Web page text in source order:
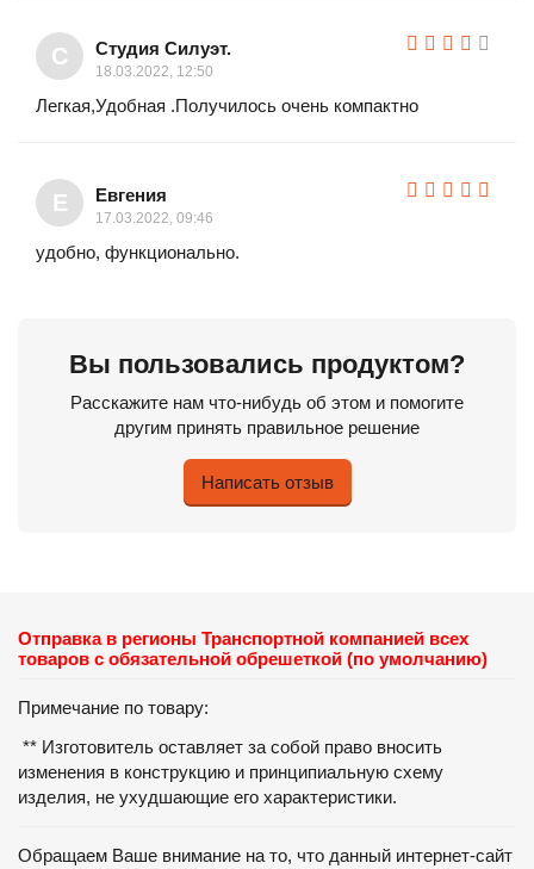
С Студия Силуэт.
18.03.2022, 12:50
Легкая,Удобная .Получилось очень компактно
Е Евгения
17.03.2022, 09:46
удобно, функционально.
Вы пользовались продуктом?
Расскажите нам что-нибудь об этом и помогите
другим принять правильное решение
Написать отзыв
Отправка в регионы Транспортной компанией всех
товаров с обязательной обрешеткой (по умолчанию)
Примечание по товару:
** Изготовитель оставляет за собой право вносить
изменения в конструкцию и принципиальную схему
изделия, не ухудшающие его характеристики.
Обращаем Ваше внимание на то, что данный интернет-сайт